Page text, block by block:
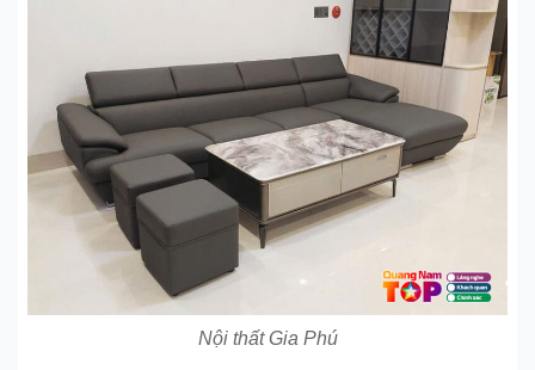
Nội thất Gia Phú